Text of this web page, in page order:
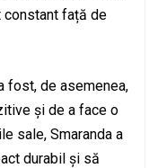
constant față de
fost, de asemenea,
și de a face o
sale, Smaranda a
durabil și să